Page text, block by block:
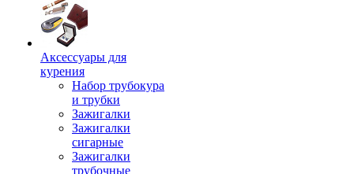
Аксессуары для
курения
Набор трубокура
и трубки
Зажигалки
Зажигалки
сигарные
Зажигалки
трубочные